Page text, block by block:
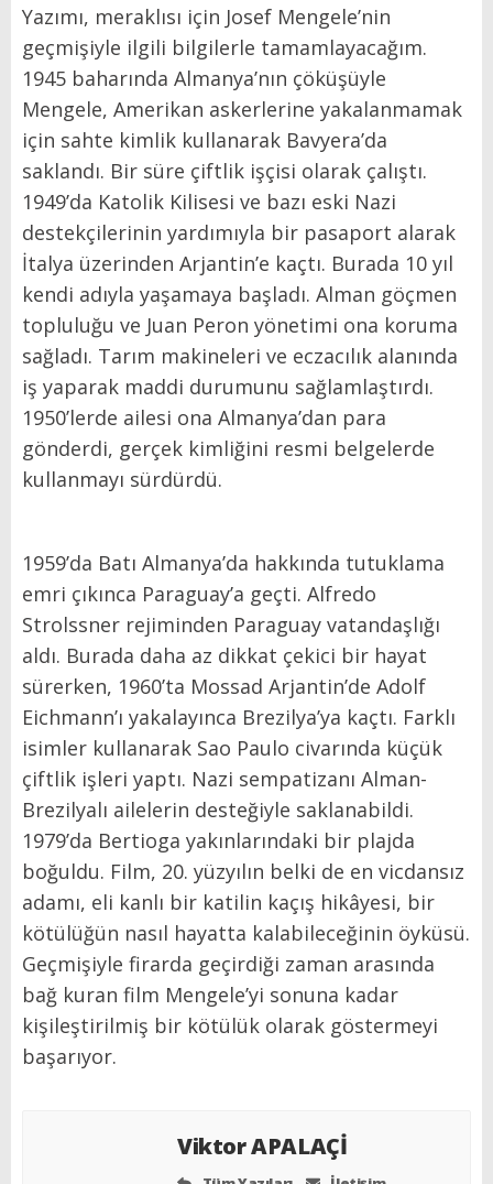
Yazımı, meraklısı için Josef Mengele’nin
geçmişiyle ilgili bilgilerle tamamlayacağım.
1945 baharında Almanya’nın çöküşüyle
Mengele, Amerikan askerlerine yakalanmamak
için sahte kimlik kullanarak Bavyera’da
saklandı. Bir süre çiftlik işçisi olarak çalıştı.
1949’da Katolik Kilisesi ve bazı eski Nazi
destekçilerinin yardımıyla bir pasaport alarak
İtalya üzerinden Arjantin’e kaçtı. Burada 10 yıl
kendi adıyla yaşamaya başladı. Alman göçmen
topluluğu ve Juan Peron yönetimi ona koruma
sağladı. Tarım makineleri ve eczacılık alanında
iş yaparak maddi durumunu sağlamlaştırdı.
1950’lerde ailesi ona Almanya’dan para
gönderdi, gerçek kimliğini resmi belgelerde
kullanmayı sürdürdü.
1959’da Batı Almanya’da hakkında tutuklama
emri çıkınca Paraguay’a geçti. Alfredo
Strolssner rejiminden Paraguay vatandaşlığı
aldı. Burada daha az dikkat çekici bir hayat
sürerken, 1960’ta Mossad Arjantin’de Adolf
Eichmann’ı yakalayınca Brezilya’ya kaçtı. Farklı
isimler kullanarak Sao Paulo civarında küçük
çiftlik işleri yaptı. Nazi sempatizanı Alman-
Brezilyalı ailelerin desteğiyle saklanabildi.
1979’da Bertioga yakınlarındaki bir plajda
boğuldu. Film, 20. yüzyılın belki de en vicdansız
adamı, eli kanlı bir katilin kaçış hikâyesi, bir
kötülüğün nasıl hayatta kalabileceğinin öyküsü.
Geçmişiyle firarda geçirdiği zaman arasında
bağ kuran film Mengele’yi sonuna kadar
kişileştirilmiş bir kötülük olarak göstermeyi
başarıyor.
Viktor APALAÇİ